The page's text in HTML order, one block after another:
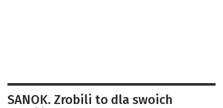
SANOK. Zrobili to dla swoich